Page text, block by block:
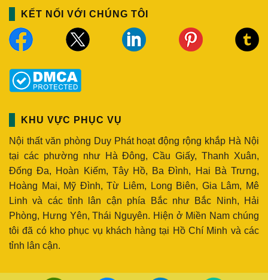
KẾT NỐI VỚI CHÚNG TÔI
KHU VỰC PHỤC VỤ
Nội thất văn phòng Duy Phát hoạt động rộng khắp Hà Nội
tại các phường như Hà Đông, Cầu Giấy, Thanh Xuân,
Đống Đa, Hoàn Kiếm, Tây Hồ, Ba Đình, Hai Bà Trưng,
Hoàng Mai, Mỹ Đình, Từ Liêm, Long Biên, Gia Lâm, Mê
Linh và các tỉnh lân cận phía Bắc như Bắc Ninh, Hải
Phòng, Hưng Yên, Thái Nguyên. Hiện ở Miền Nam chúng
tôi đã có kho phục vụ khách hàng tại Hồ Chí Minh và các
tỉnh lân cận.